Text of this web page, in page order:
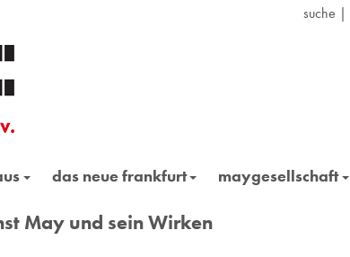
suche |
das neue frankfurt maygesellschaft
May und sein Wirken